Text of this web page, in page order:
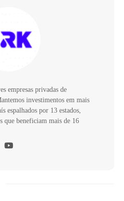
empresas privadas de
investimentos em mais
espalhados por 13 estados,
que beneficiam mais de 16